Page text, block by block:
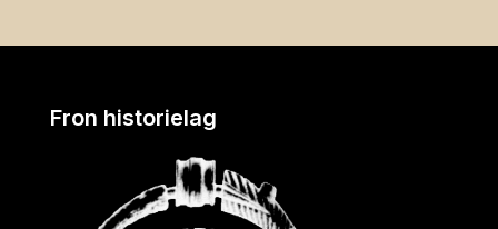
Fron historielag